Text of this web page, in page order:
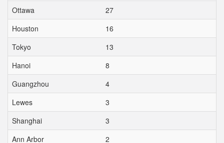
Ottawa
27
Houston
16
Tokyo
13
Hanoi
8
Guangzhou
4
Lewes
3
Shanghai
3
Ann Arbor
2